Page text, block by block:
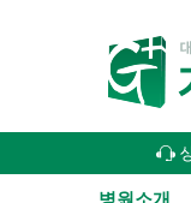
병원소개